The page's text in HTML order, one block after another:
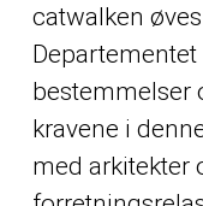
catwalken
bestemmelser
kravene i
med arkitekter